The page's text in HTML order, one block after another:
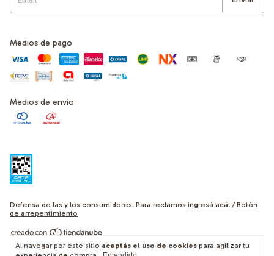
Al navegar por este sitio aceptás el uso de cookies para agilizar tu
Medios de pago
Medios de envío
Defensa de las y los consumidores. Para reclamos ingresá acá. / Botón
de arrepentimiento
Copyright Cocuk - 2026. Todos los derechos reservados.